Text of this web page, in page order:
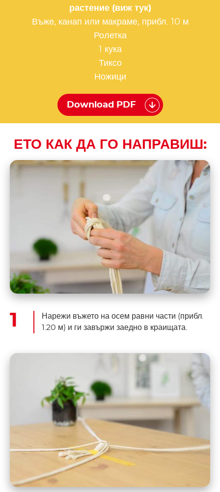
растение (виж тук)
Въже, канап или макраме, прибл. 10 м
Ролетка
1 кука
Тиксо
Ножици
Download PDF
ЕТО КАК ДА ГО НАПРАВИШ:
Нарежи въжето на осем равни части (прибл.
1.20 м) и ги завържи заедно в краищата.